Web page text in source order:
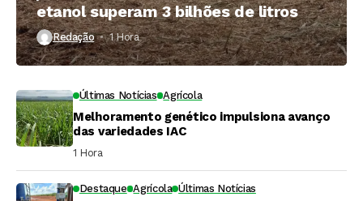
etanol superam 3 bilhões de litros
Redação 1 Hora ⁮
Últimas Notícias Agrícola
Melhoramento genético impulsiona avanço
das variedades IAC
1 Hora ⁮
Destaque Agrícola Últimas Notícias